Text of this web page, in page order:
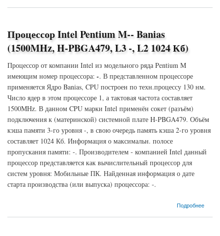
Процессор Intel Pentium M-- Banias
(1500MHz, H-PBGA479, L3 -, L2 1024 Кб)
Процессор от компании Intel из модельного ряда Pentium M
имеющим номер процессора: -. В представленном процессоре
применяется Ядро Banias, CPU построен по техн.процессу 130 нм.
Число ядер в этом процессоре 1, а тактовая частота составляет
1500MHz. В данном CPU марки Intel применён сокет (разъём)
подключения к (материнской) системной плате H-PBGA479. Объём
кэша памяти 3-го уровня -, в свою очередь память кэша 2-го уровня
составляет 1024 Кб. Информация о максимальн. полосе
пропускания памяти: -. Производителем - компанией Intel данный
процессор представляется как вычислительный процессор для
систем уровня: Мобильные ПК. Найденная информация о дате
старта производства (или выпуска) процессора: -.
Подробнее
о Процессор Intel Pentium M-- Banias (1500MHz, H-PBGA479, L3 -, L2 1024 Кб)